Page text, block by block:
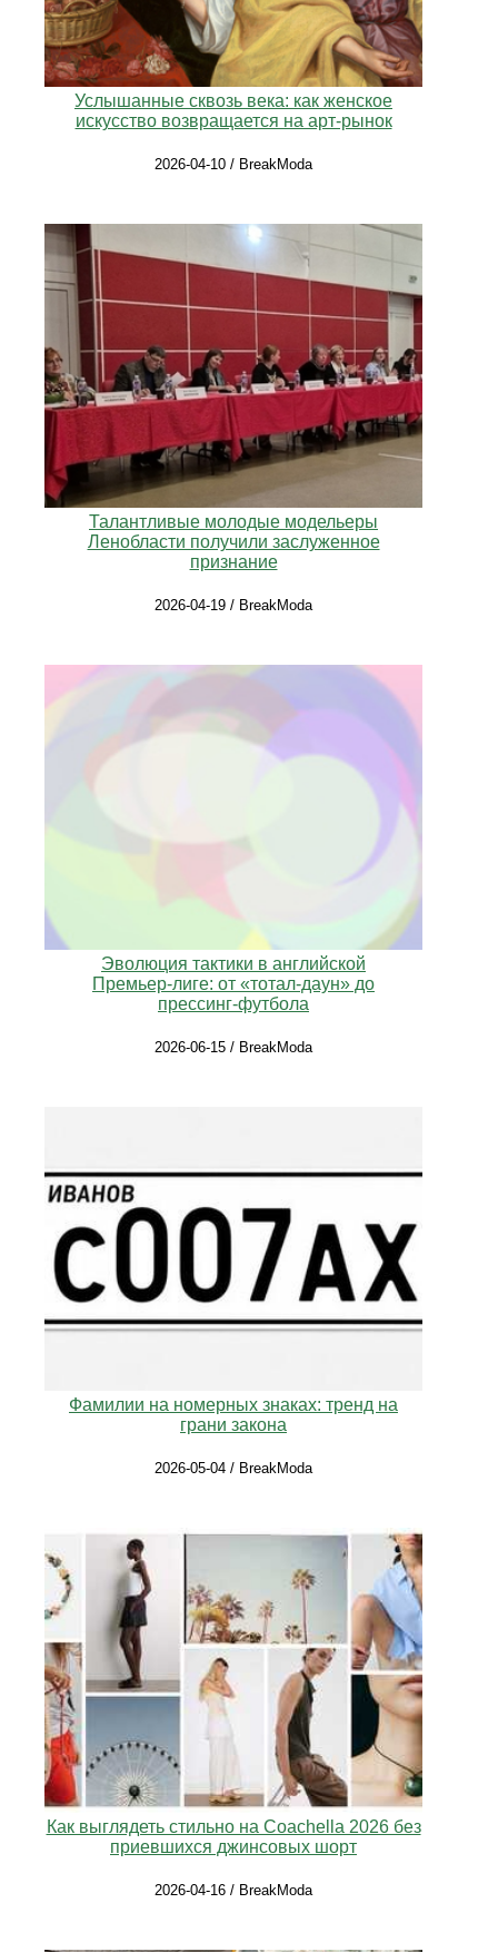
Услышанные сквозь века: как женское
искусство возвращается на арт-рынок
2026-04-10 / BreakModa
Талантливые молодые модельеры
Ленобласти получили заслуженное
признание
2026-04-19 / BreakModa
Эволюция тактики в английской
Премьер‑лиге: от «тотал‑даун» до
прессинг‑футбола
2026-06-15 / BreakModa
Фамилии на номерных знаках: тренд на
грани закона
2026-05-04 / BreakModa
Как выглядеть стильно на Coachella 2026 без
приевшихся джинсовых шорт
2026-04-16 / BreakModa